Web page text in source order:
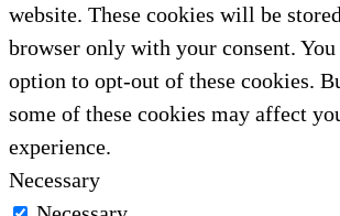
website. These cookies will be
browser only with your consent. You
option to opt-out of these cookies.
some of these cookies may affect
experience.
Necessary